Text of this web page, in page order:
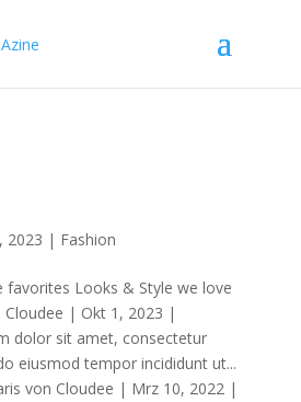
2023 | Fashion
favorites Looks & Style we love
Cloudee | Okt 1, 2023 |
dolor sit amet, consectetur
eiusmod tempor incididunt ut...
von Cloudee | Mrz 10, 2022 |